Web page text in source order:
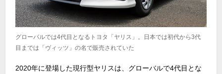
グローバルでは4代目となるトヨタ「ヤリス」。日本では初代から3代
目までは「ヴィッツ」の名で販売されていた
2020年に登場した現行型ヤリスは、グローバルで4代目とな